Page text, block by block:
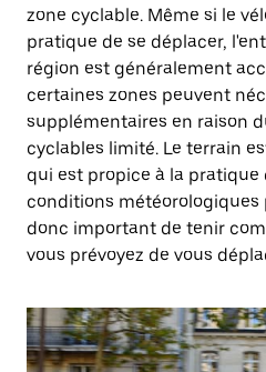
zone cyclable. Même si le
pratique de se déplacer,
région est généralement
certaines zones peuvent
supplémentaires en raison
cyclables limité. Le terrain
qui est propice à la pratique
conditions météorologiques
donc important de tenir
vous prévoyez de vous